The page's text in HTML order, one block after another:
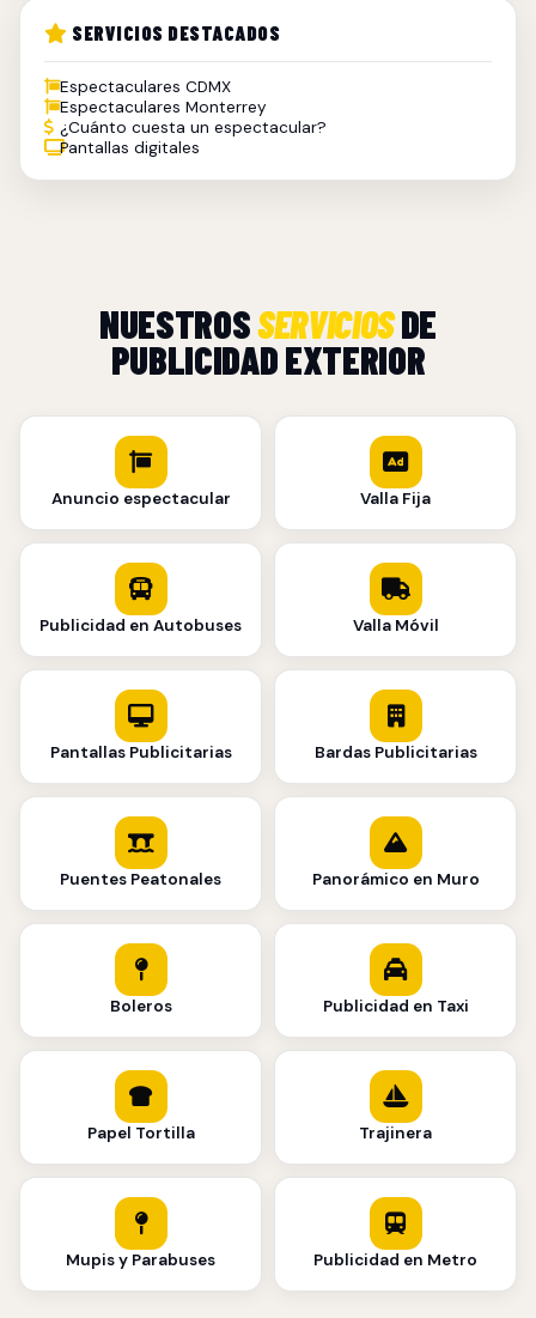
SERVICIOS DESTACADOS
Espectaculares CDMX
Espectaculares Monterrey
¿Cuánto cuesta un espectacular?
Pantallas digitales
NUESTROSSERVICIOSDE
PUBLICIDAD EXTERIOR
Anuncio espectacular Valla Fija
Publicidad en Autobuses Valla Móvil
Pantallas Publicitarias Bardas Publicitarias
Puentes Peatonales Panorámico en Muro
Boleros Publicidad en Taxi
Papel Tortilla Trajinera
Mupis y Parabuses Publicidad en Metro